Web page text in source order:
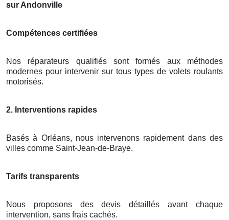
sur Andonville
Compétences certifiées
Nos réparateurs qualifiés sont formés aux méthodes
modernes pour intervenir sur tous types de volets roulants
motorisés.
2. Interventions rapides
Basés à Orléans, nous intervenons rapidement dans des
villes comme Saint-Jean-de-Braye.
Tarifs transparents
Nous proposons des devis détaillés avant chaque
intervention, sans frais cachés.